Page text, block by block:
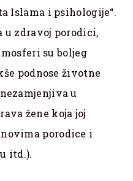
Islama i psihologije“.
zdravoj porodici,
su boljeg
podnose životne
u
žene koja joj
porodice i
itd.).